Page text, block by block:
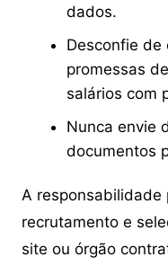
dados.
Desconfie de
promessas
salários com
Nunca envie
documentos
A responsabilidade
recrutamento e
site ou órgão